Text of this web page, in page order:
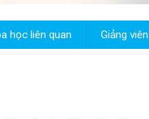
học liên quan Giảng viên